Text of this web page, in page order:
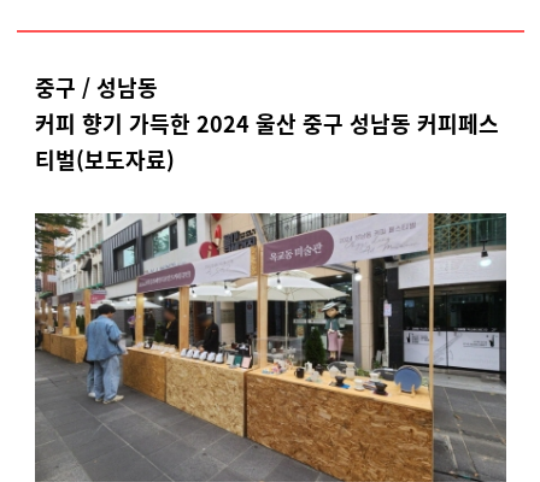
중구 / 성남동
커피 향기 가득한 2024 울산 중구 성남동 커피페스
티벌(보도자료)